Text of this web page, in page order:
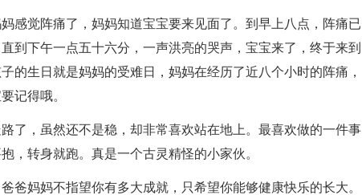
感觉阵痛了，妈妈知道宝宝要来见面了。到早上八点，阵痛已
到下午一点五十六分，一声洪亮的哭声，宝宝来了，终于来到
的生日就是妈妈的受难日，妈妈在经历了近八个小时的阵痛，
记得哦。
了，虽然还不是稳，却非常喜欢站在地上。最喜欢做的一件事
，转身就跑。真是一个古灵精怪的小家伙。
爸妈妈不指望你有多大成就，只希望你能够健康快乐的长大。